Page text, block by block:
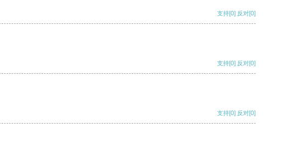
支持[0] 反对[0]
支持[0] 反对[0]
支持[0] 反对[0]